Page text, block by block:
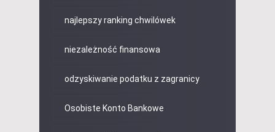
najlepszy ranking chwilówek
niezależność finansowa
odzyskiwanie podatku z zagranicy
Osobiste Konto Bankowe